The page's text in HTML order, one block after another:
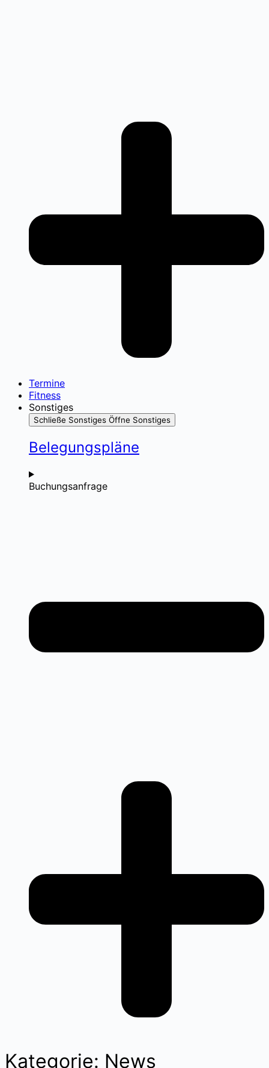
Termine
Fitness
Sonstiges
Schließe Sonstiges Öffne Sonstiges
Belegungspläne
Buchungsanfrage
Kategorie: News